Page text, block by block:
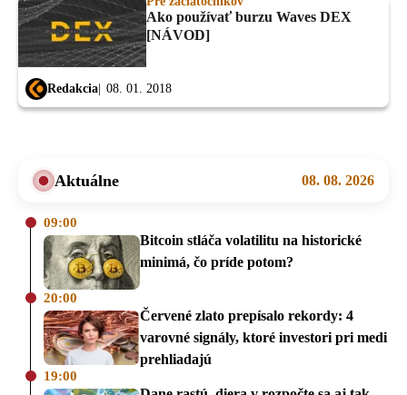
Ako používať burzu Waves DEX
[NÁVOD]
Redakcia 08. 01. 2018
Aktuálne 08. 08. 2026
09:00
Bitcoin stláča volatilitu na historické
minimá, čo príde potom?
20:00
Červené zlato prepísalo rekordy: 4
varovné signály, ktoré investori pri medi
prehliadajú
19:00